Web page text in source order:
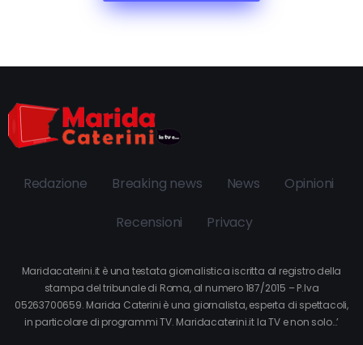
Redazione Breaking news News Opinioni
Recensioni Privacy
Maridacaterini.it è una testata giornalistica iscritta al registro della
stampa del tribunale di Roma, al numero 187/2015 – P.Iva
05263700659. Marida Caterini è una giornalista, esperta di spettacoli,
in particolare di programmi TV. Maridacaterini.it la TV e non solo…’